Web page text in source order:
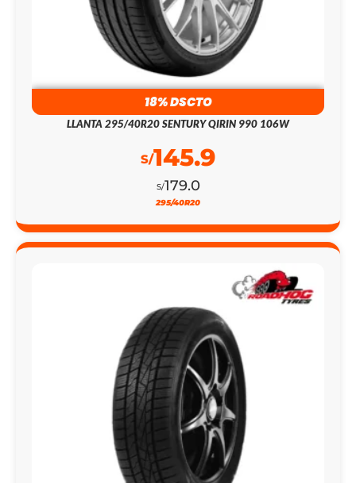
18% DSCTO
LLANTA 295/40R20 SENTURY QIRIN 990 106W
S/179.0
S/145.9
295/40R20